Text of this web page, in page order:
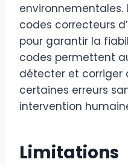
codes correcteurs
pour garantir la
codes permettent
détecter et
certaines erreurs
intervention
Limitations